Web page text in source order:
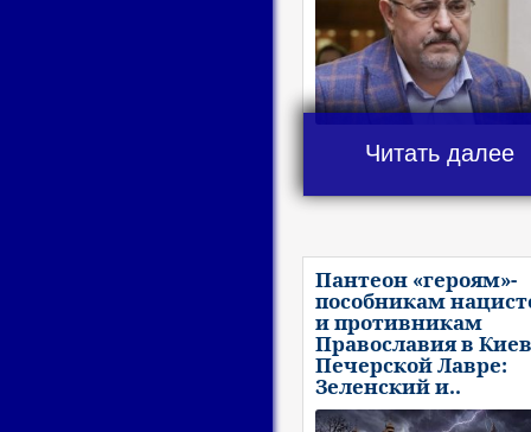
Читать далее
Пантеон «героям»-
пособникам
и противникам
Православия в
Печерской Лавре:
Зеленский и..